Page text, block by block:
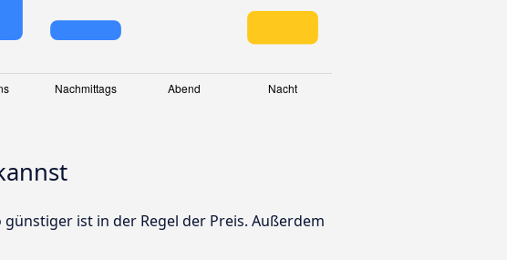
ist in der Regel der Preis. Außerdem